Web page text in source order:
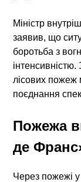
Міністр
заявив, що
боротьба з
лісових пожеж
поєднання
Пожежа
де
Через пожежі